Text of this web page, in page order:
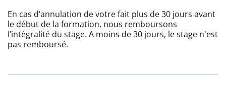
En cas d’annulation de votre fait plus de 30 jours avant
le début de la formation, nous remboursons
l’intégralité du stage. A moins de 30 jours, le stage n'est
pas remboursé.